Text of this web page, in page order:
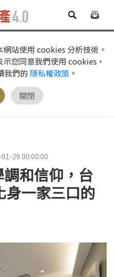
站使用 cookies 分析技術。
您同意我們使用 cookies，
我們的 隱私權政策 。
關閉
29 00:00:00
和信仰，台
身一家三口的